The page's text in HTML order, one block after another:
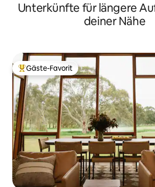
Unterkünfte für längere
deiner Nähe
Beliebter Gäste-Favorit.
Gäste-Favorit